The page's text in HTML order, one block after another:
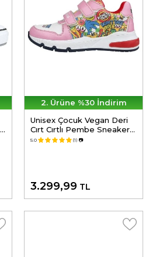
2. Ürüne %30 İndirim
Unisex Çocuk Vegan Deri
Cırt Cırtlı Pembe Sneakers
- Warner Bros Seriously
5.0 (1) 📷
3.299,99 TL